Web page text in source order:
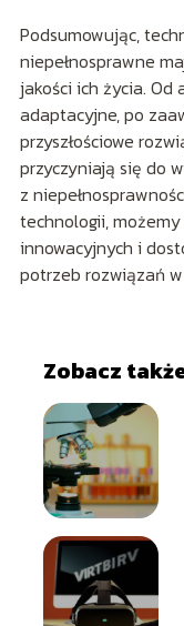
Podsumowując,
niepełnosprawne
jakości ich życia.
adaptacyjne, po
przyszłościowe
przyczyniają się do
z
technologii,
innowacyjnych i
potrzeb rozwiązań w
Zobacz